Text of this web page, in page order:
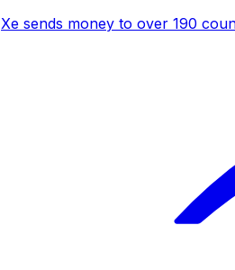
Xe sends money to over 190